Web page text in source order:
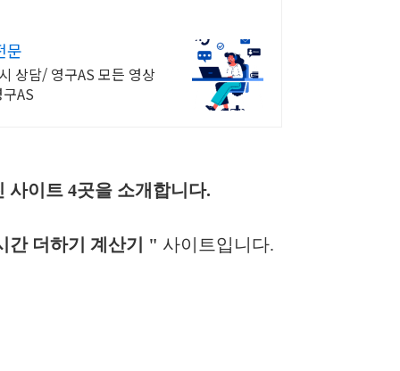
문
상담/ 영구AS 모든 영상
AS
사이트 4곳을 소개합니다.
간 더하기 계산기 " 사이트입니다.